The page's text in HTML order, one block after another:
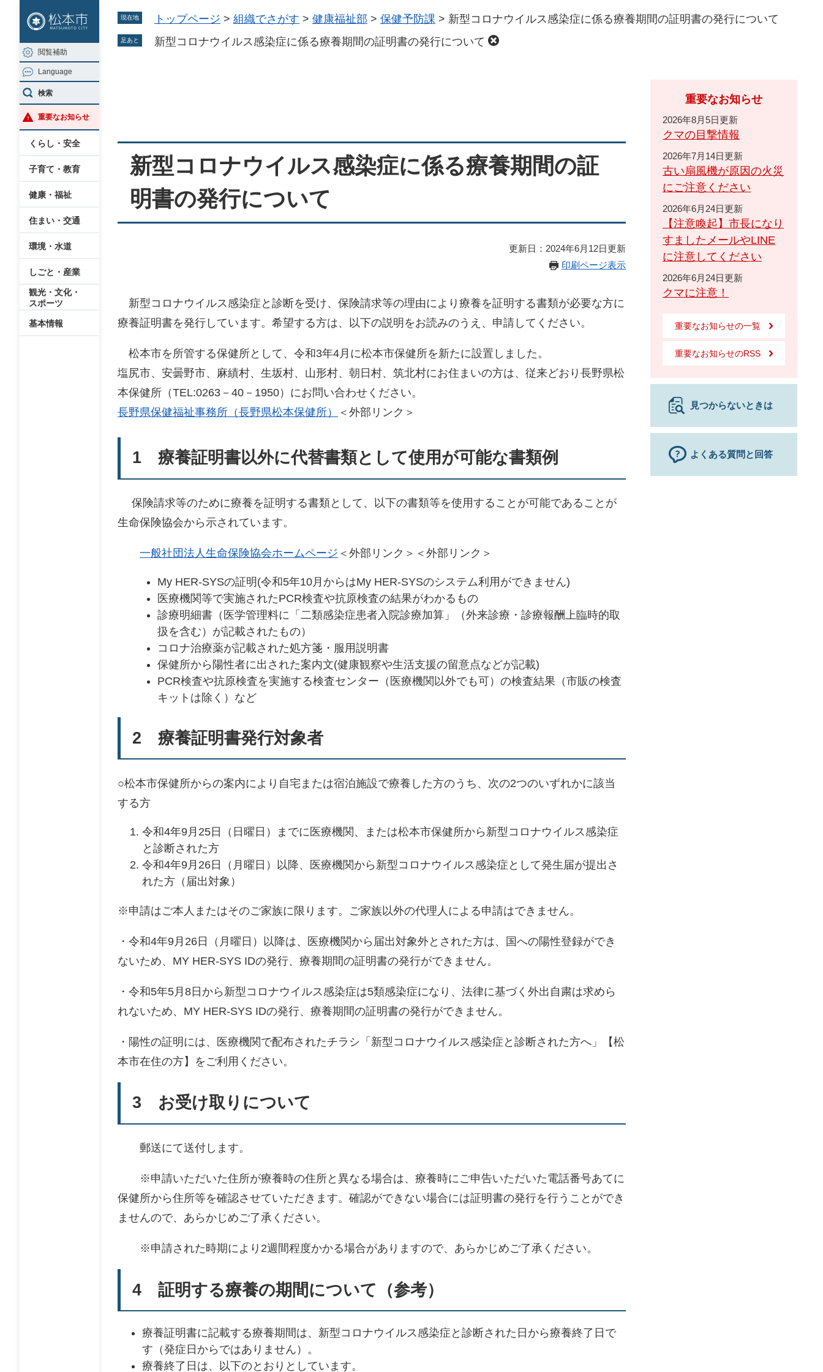
ジ
の
先
頭
で
す
ュ
ー
を
飛
ば
し
閲覧補助
Language
検索
重要なお知らせ
くらし・安全
子育て・教育
健康・福祉
住まい・交通
環境・水道
しごと・産業
観光・文化・
スポーツ
基本情報
現在地 トップページ > 組織でさがす > 健康福祉部 > 保健予防課 > 新型コロナウイルス感染症に係る療養期間の証明書の発行について
足あと 新型コロナウイルス感染症に係る療養期間の証明書の発行について
新型コロナウイルス感染症に係る療養期間の証
明書の発行について
更新日：2024年6月12日更新
印刷ページ表示
新型コロナウイルス感染症と診断を受け、保険請求等の理由により療養を証明する書類が必要な方に
療養証明書を発行しています。希望する方は、以下の説明をお読みのうえ、申請してください。
松本市を所管する保健所として、令和3年4月に松本市保健所を新たに設置しました。
塩尻市、安曇野市、麻績村、生坂村、山形村、朝日村、筑北村にお住まいの方は、従来どおり長野県松
本保健所（TEL:0263－40－1950）にお問い合わせください。
長野県保健福祉事務所（長野県松本保健所）
＜外部リンク＞
1 療養証明書以外に代替書類として使用が可能な書類例
保険請求等のために療養を証明する書類として、以下の書類等を使用することが可能であることが
生命保険協会から示されています。
一般社団法人生命保険協会ホームページ ＜外部リンク＞ ＜外部リンク＞
My HER-SYSの証明(令和5年10月からはMy HER-SYSのシステム利用ができません)
医療機関等で実施されたPCR検査や抗原検査の結果がわかるもの
診療明細書（医学管理料に「二類感染症患者入院診療加算」（外来診療・診療報酬上臨時的取
扱を含む）が記載されたもの）
コロナ治療薬が記載された処方箋・服用説明書
保健所から陽性者に出された案内文(健康観察や生活支援の留意点などが記載)
PCR検査や抗原検査を実施する検査センター（医療機関以外でも可）の検査結果（市販の検査
キットは除く）など
2 療養証明書発行対象者
○松本市保健所からの案内により自宅または宿泊施設で療養した方のうち、次の2つのいずれかに該当
する方
令和4年9月25日（日曜日）までに医療機関、または松本市保健所から新型コロナウイルス感染症
と診断された方
令和4年9月26日（月曜日）以降、医療機関から新型コロナウイルス感染症として発生届が提出さ
れた方（届出対象）
※申請はご本人またはそのご家族に限ります。ご家族以外の代理人による申請はできません。
・令和4年9月26日（月曜日）以降は、医療機関から届出対象外とされた方は、国への陽性登録ができ
ないため、MY HER-SYS IDの発行、療養期間の証明書の発行ができません。
・令和5年5月8日から新型コロナウイルス感染症は5類感染症になり、法律に基づく外出自粛は求めら
れないため、MY HER-SYS IDの発行、療養期間の証明書の発行ができません。
・陽性の証明には、医療機関で配布されたチラシ「新型コロナウイルス感染症と診断された方へ」【松
本市在住の方】をご利用ください。
3 お受け取りについて
郵送にて送付します。
※申請いただいた住所が療養時の住所と異なる場合は、療養時にご申告いただいた電話番号あてに
保健所から住所等を確認させていただきます。確認ができない場合には証明書の発行を行うことができ
ませんので、あらかじめご了承ください。
※申請された時期により2週間程度かかる場合がありますので、あらかじめご了承ください。
4 証明する療養の期間について（参考）
療養証明書に記載する療養期間は、新型コロナウイルス感染症と診断された日から療養終了日で
す（発症日からではありません）。
療養終了日は、以下のとおりとしています。
重要なお知らせ
2026年8月5日更新
クマの目撃情報
2026年7月14日更新
古い扇風機が原因の火災
にご注意ください
2026年6月24日更新
【注意喚起】市長になり
すましたメールやLINE
に注意してください
2026年6月24日更新
クマに注意！
重要なお知らせの一覧
重要なお知らせのRSS
見つからないときは
よくある質問と回答